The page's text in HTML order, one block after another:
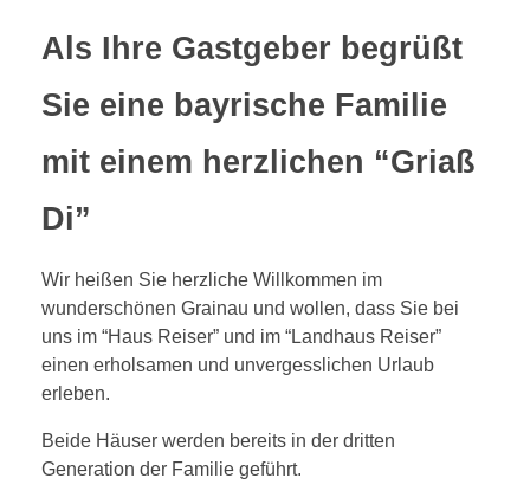
Als Ihre Gastgeber begrüßt
Sie eine bayrische Familie
mit einem herzlichen “Griaß
Di”
Wir heißen Sie herzliche Willkommen im
wunderschönen Grainau und wollen, dass Sie bei
uns im “Haus Reiser” und im “Landhaus Reiser”
einen erholsamen und unvergesslichen Urlaub
erleben.
Beide Häuser werden bereits in der dritten
Generation der Familie geführt.